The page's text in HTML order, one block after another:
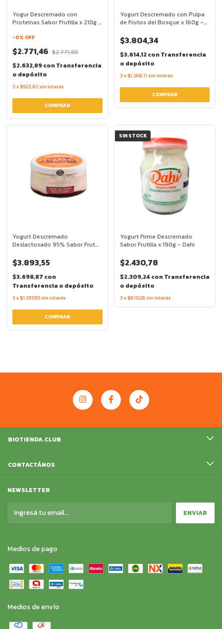
Yogur Descremado con
Proteinas Sabor Frutilla x 210g -
-0% OFF
$2.771,46 $2.771,85
$2.632,89conTransferencia
o depósito
3 x $923,82 sin interés
Yogurt Descremado con Pulpa
de Frutos del Bosque x 160g -
$3.804,34
$3.614,12conTransferencia
o depósito
3 x $1.268,11 sin interés
Yogurt Descremado
Deslactosado 95% Sabor Frutos
$3.893,55
$3.698,87 con
Transferencia o depósito
3 x $1.297,85 sin interés
SIN STOCK
Yogurt Firme Descremado
Sabor Frutilla x 190g - Dahi
$2.430,78
$2.309,24 conTransferencia
o depósito
3 x $810,26 sin interés
BIOTIENDA.CLUB
CONTACTÁNOS
NEWSLETTER
Medios de pago
Medios de envío